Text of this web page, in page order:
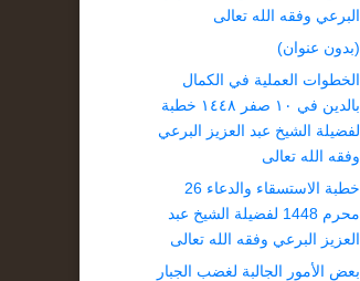
البرعي وفقه الله تعالى
(بدون عنوان)
الخطوات العملية في الكمال
بالدين في ١٠ صفر ١٤٤٨ خطبة
لفضيلة الشيخ عبد العزيز البرعي
وفقه الله تعالى
خطبة الاستسقاء والدعاء 26
محرم 1448 لفضيلة الشيخ عبد
العزيز البرعي وفقه الله تعالى
بعض الأمور الجالبة لغضب الجبار